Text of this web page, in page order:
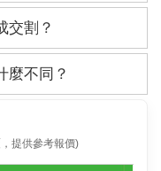
交割？
麼不同？
提供參考報價)